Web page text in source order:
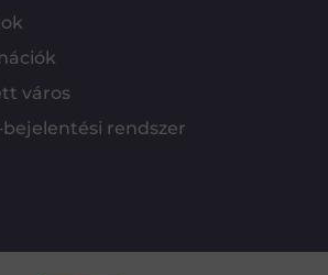
város
bejelentési rendszer